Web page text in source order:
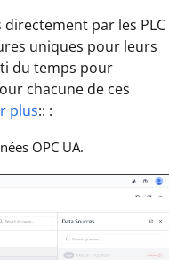
directement par les PLC
uniques pour leurs
du temps pour
chacune de ces
plus:: :
OPC UA.